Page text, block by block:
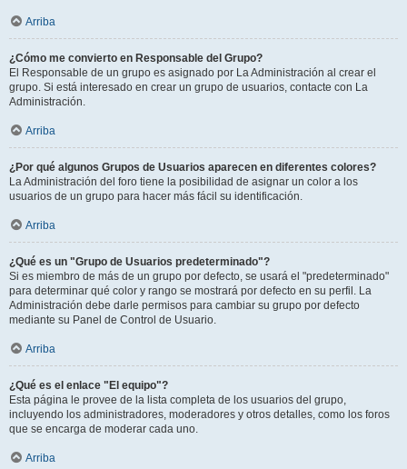
Arriba
¿Cómo me convierto en Responsable del Grupo?
El Responsable de un grupo es asignado por La Administración al crear el
grupo. Si está interesado en crear un grupo de usuarios, contacte con La
Administración.
Arriba
¿Por qué algunos Grupos de Usuarios aparecen en diferentes colores?
La Administración del foro tiene la posibilidad de asignar un color a los
usuarios de un grupo para hacer más fácil su identificación.
Arriba
¿Qué es un "Grupo de Usuarios predeterminado"?
Si es miembro de más de un grupo por defecto, se usará el "predeterminado"
para determinar qué color y rango se mostrará por defecto en su perfil. La
Administración debe darle permisos para cambiar su grupo por defecto
mediante su Panel de Control de Usuario.
Arriba
¿Qué es el enlace "El equipo"?
Esta página le provee de la lista completa de los usuarios del grupo,
incluyendo los administradores, moderadores y otros detalles, como los foros
que se encarga de moderar cada uno.
Arriba